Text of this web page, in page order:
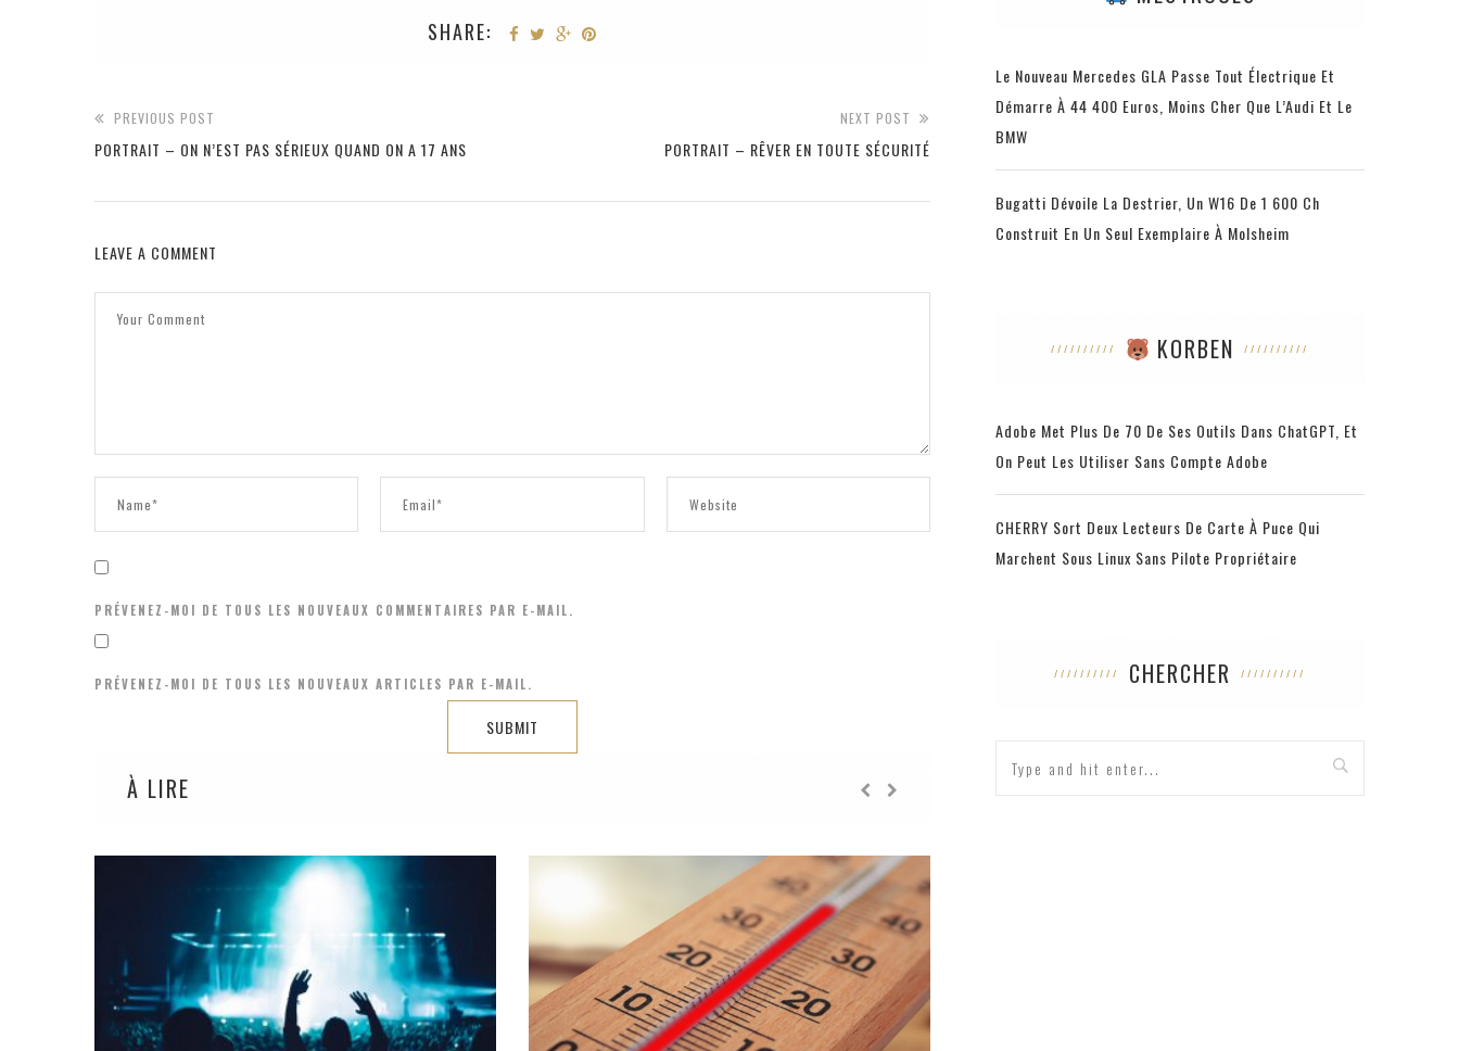
SHARE:
PREVIOUS POST
PORTRAIT – ON N’EST PAS SÉRIEUX QUAND ON A 17 ANS
NEXT POST
PORTRAIT – RÊVER EN TOUTE SÉCURITÉ
LEAVE A COMMENT
PRÉVENEZ-MOI DE TOUS LES NOUVEAUX COMMENTAIRES PAR E-MAIL.
PRÉVENEZ-MOI DE TOUS LES NOUVEAUX ARTICLES PAR E-MAIL.
À LIRE
Le Nouveau Mercedes GLA Passe Tout Électrique Et
Démarre À 44 400 Euros, Moins Cher Que L’Audi Et Le
BMW
Bugatti Dévoile La Destrier, Un W16 De 1 600 Ch
Construit En Un Seul Exemplaire À Molsheim
KORBEN
Adobe Met Plus De 70 De Ses Outils Dans ChatGPT, Et
On Peut Les Utiliser Sans Compte Adobe
CHERRY Sort Deux Lecteurs De Carte À Puce Qui
Marchent Sous Linux Sans Pilote Propriétaire
CHERCHER